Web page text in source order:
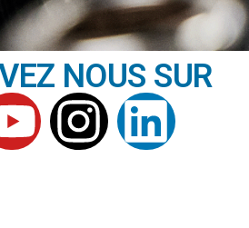
NOUS SUR